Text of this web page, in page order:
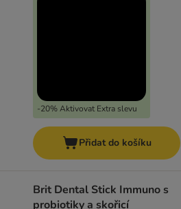
-20% Aktivovat Extra slevu
Přidat do košíku
Brit Dental Stick Immuno s
probiotiky a skořicí